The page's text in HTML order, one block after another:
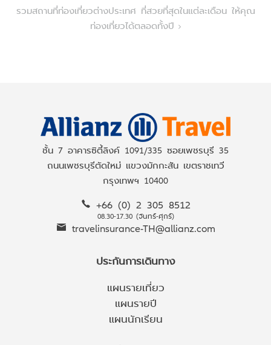
navigation
รวมสถานที่ท่องเที่ยวต่างประเทศ ที่สวยที่สุดในแต่ละเดือน ให้คุณ
ท่องเที่ยวได้ตลอดทั้งปี
ชั้น 7 อาคารซิตี้ลิงค์ 1091/335 ซอยเพชรบุรี 35
ถนนเพชรบุรีตัดใหม่ แขวงมักกะสัน เขตราชเทวี
กรุงเทพฯ 10400
+66 (0) 2 305 8512
08.30-17.30 (จันทร์-ศุกร์)
travelinsurance-TH@allianz.com
ประกันการเดินทาง
แผนรายเที่ยว
แผนรายปี
แผนนักเรียน